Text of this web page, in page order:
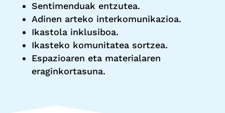
Sentimenduak entzutea.
Adinen arteko interkomunikazioa.
Ikastola inklusiboa.
Ikasteko komunitatea sortzea.
Espazioaren eta materialaren
eraginkortasuna.